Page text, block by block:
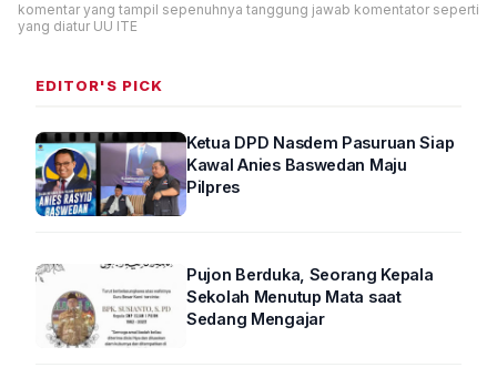
komentar yang tampil sepenuhnya tanggung jawab komentator seperti
yang diatur UU ITE
EDITOR'S PICK
Ketua DPD Nasdem Pasuruan Siap
Kawal Anies Baswedan Maju
Pilpres
Pujon Berduka, Seorang Kepala
Sekolah Menutup Mata saat
Sedang Mengajar